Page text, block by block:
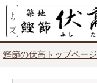
鰹節の伏高トップページ